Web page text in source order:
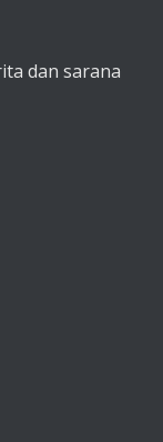
dan sarana